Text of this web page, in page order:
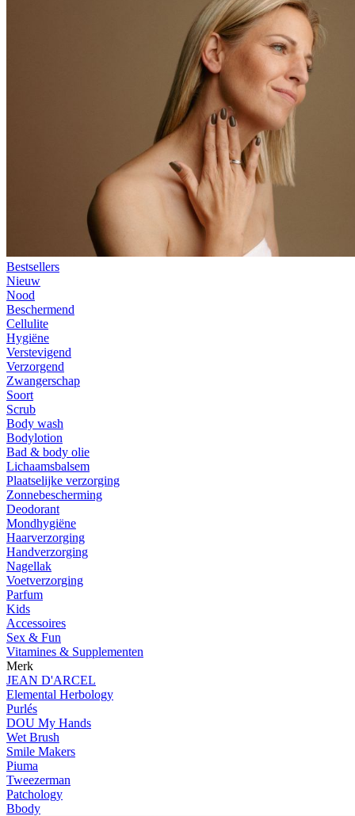
Bestsellers
Nieuw
Nood
Beschermend
Cellulite
Hygiëne
Verstevigend
Verzorgend
Zwangerschap
Soort
Scrub
Body wash
Bodylotion
Bad & body olie
Lichaamsbalsem
Plaatselijke verzorging
Zonnebescherming
Deodorant
Mondhygiëne
Haarverzorging
Handverzorging
Nagellak
Voetverzorging
Parfum
Kids
Accessoires
Sex & Fun
Vitamines & Supplementen
Merk
JEAN D'ARCEL
Elemental Herbology
Purlés
DOU My Hands
Wet Brush
Smile Makers
Piuma
Tweezerman
Patchology
Bbody